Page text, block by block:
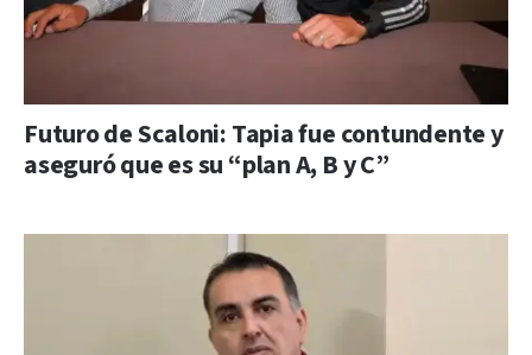
Futuro de Scaloni: Tapia fue contundente y
aseguró que es su “plan A, B y C”